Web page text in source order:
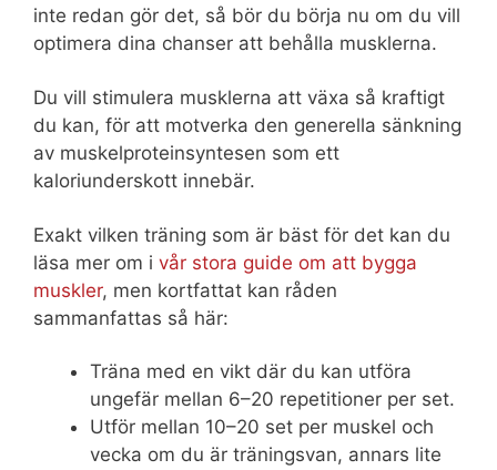
inte redan gör det, så bör du börja nu om du vill
optimera dina chanser att behålla musklerna.
Du vill stimulera musklerna att växa så kraftigt
du kan, för att motverka den generella sänkning
av muskelproteinsyntesen som ett
kaloriunderskott innebär.
Exakt vilken träning som är bäst för det kan du
läsa mer om i vår stora guide om att bygga
muskler, men kortfattat kan råden
sammanfattas så här:
Träna med en vikt där du kan utföra
ungefär mellan 6–20 repetitioner per set.
Utför mellan 10–20 set per muskel och
vecka om du är träningsvan, annars lite